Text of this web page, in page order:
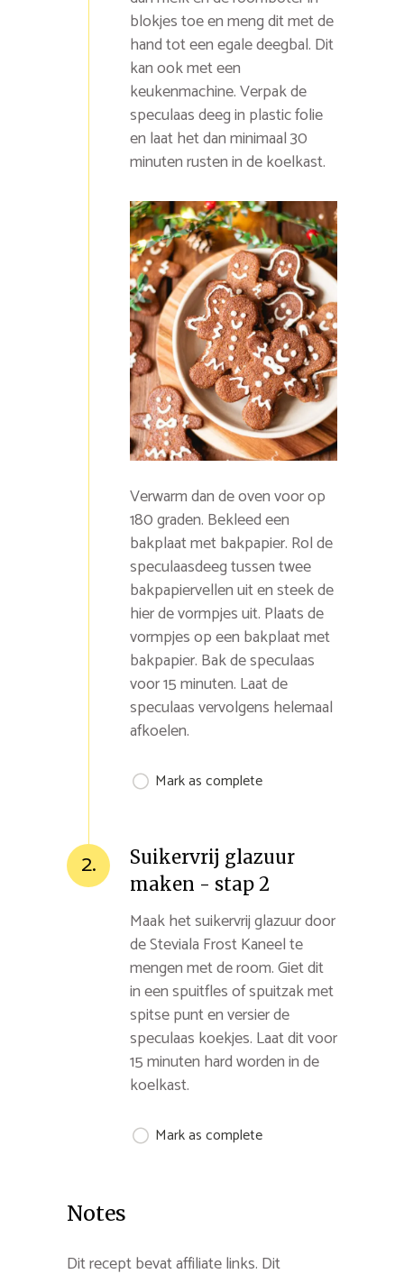
blokjes toe en meng dit met de
hand tot een egale deegbal. Dit
kan ook met een
keukenmachine. Verpak de
speculaas deeg in plastic folie
en laat het dan minimaal 30
minuten rusten in de koelkast.
Verwarm dan de oven voor op
180 graden. Bekleed een
bakplaat met bakpapier. Rol de
speculaasdeeg tussen twee
bakpapiervellen uit en steek de
hier de vormpjes uit. Plaats de
vormpjes op een bakplaat met
bakpapier. Bak de speculaas
voor 15 minuten. Laat de
speculaas vervolgens helemaal
afkoelen.
Mark as complete
2.
Suikervrij glazuur
maken - stap 2
Maak het suikervrij glazuur door
de Steviala Frost Kaneel te
mengen met de room. Giet dit
in een spuitfles of spuitzak met
spitse punt en versier de
speculaas koekjes. Laat dit voor
15 minuten hard worden in de
koelkast.
Mark as complete
Notes
Dit recept bevat affiliate links. Dit